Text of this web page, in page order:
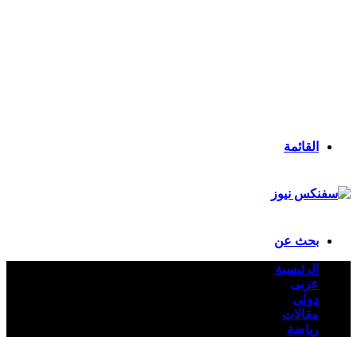
القائمة
بحث عن
الرئيسية
عربى
دولى
مقالات
رياضة